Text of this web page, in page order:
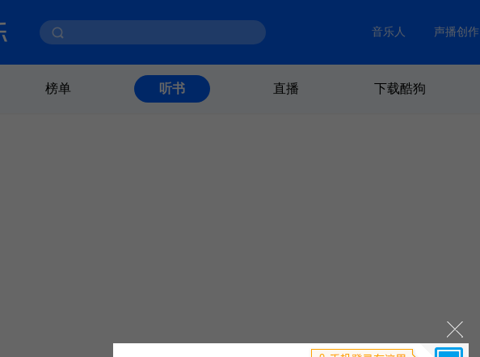
音乐人 声播创作
榜单 听书 直播 下载酷狗